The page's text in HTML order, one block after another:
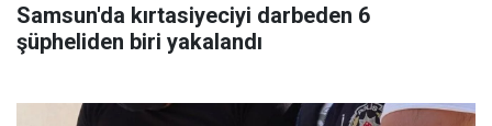
Samsun'da kırtasiyeciyi darbeden 6
şüpheliden biri yakalandı